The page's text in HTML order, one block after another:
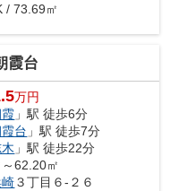
/ 73.69㎡
霞台
万円
」駅 徒歩6分
台 」駅 徒歩7分
」駅 徒歩22分
62.20㎡
３丁目６-２６